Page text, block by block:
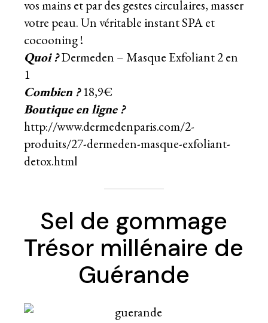
vos mains et par des gestes circulaires, masser
votre peau. Un véritable instant SPA et
cocooning !
Quoi ?Dermeden – Masque Exfoliant 2 en
1
Combien ?18,9€
Boutique en ligne ?
http://www.dermedenparis.com/2-
produits/27-dermeden-masque-exfoliant-
detox.html
Sel de gommage
Trésor millénaire de
Guérande